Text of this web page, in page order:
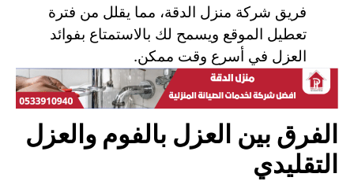
فريق شركة منزل الدقة، مما يقلل من فترة
تعطيل الموقع ويسمح لك بالاستمتاع بفوائد
العزل في أسرع وقت ممكن.
الفرق بين العزل بالفوم والعزل
التقليدي